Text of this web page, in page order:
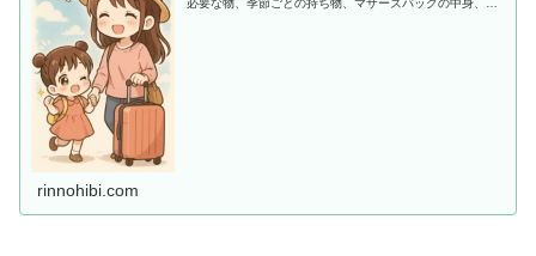
必要な物、季節ごとの持ち物、マザーズバッグの中身、あ
rinnohibi.com